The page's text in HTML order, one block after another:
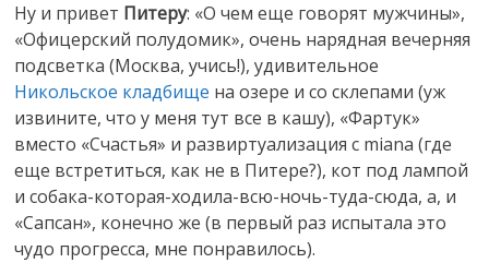
Ну и привет Питеру: «О чем еще говорят мужчины»,
«Офицерский полудомик», очень нарядная вечерняя
подсветка (Москва, учись!), удивительное
Никольское кладбище на озере и со склепами (уж
извините, что у меня тут все в кашу), «Фартук»
вместо «Счастья» и развиртуализация с miana (где
еще встретиться, как не в Питере?), кот под лампой
и собака-которая-ходила-всю-ночь-туда-сюда, а, и
«Сапсан», конечно же (в первый раз испытала это
чудо прогресса, мне понравилось).